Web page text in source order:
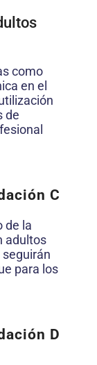
como
en el
de
C
de la
adultos
para los
D